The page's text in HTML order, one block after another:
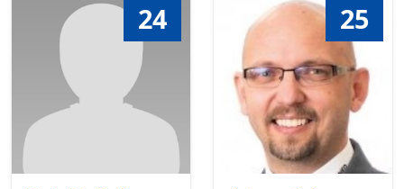
24 25